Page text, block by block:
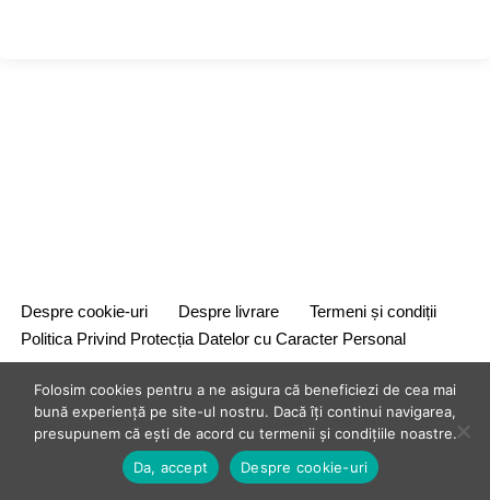
Despre cookie-uri Despre livrare
Termeni și condiții
Politica Privind Protecția Datelor cu Caracter Personal
{site_title} {current_year}
Folosim cookies pentru a ne asigura că beneficiezi de cea mai
bună experiență pe site-ul nostru. Dacă îți continui navigarea,
presupunem că ești de acord cu termenii și condițiile noastre.
Da, accept
Despre cookie-uri